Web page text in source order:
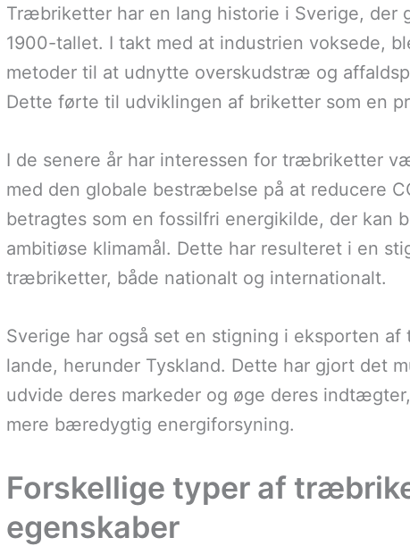
Træbriketter har en lang historie i Sverige, der
1900-tallet. I takt med at industrien voksede,
metoder til at udnytte overskudstræ og
Dette førte til udviklingen af briketter som en
I de senere år har interessen for træbriketter
med den globale bestræbelse på at reducere
betragtes som en fossilfri energikilde, der kan
ambitiøse klimamål. Dette har resulteret i en
træbriketter, både nationalt og internationalt.
Sverige har også set en stigning i eksporten
lande, herunder Tyskland. Dette har gjort det
udvide deres markeder og øge deres
mere bæredygtig energiforsyning.
Forskellige typer af
egenskaber